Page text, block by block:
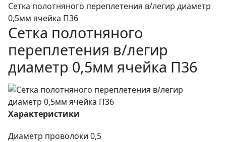
Сетка полотняного переплетения в/легир диаметр
0,5мм ячейка П36
Сетка полотняного
переплетения в/легир
диаметр 0,5мм ячейка П36
Характеристики
Диаметр проволоки 0,5